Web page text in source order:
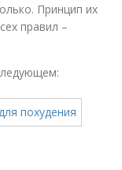
Принцип их
правил –